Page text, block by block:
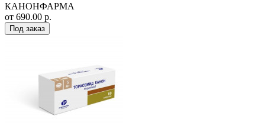
КАНОНФАРМА
от 690.00 р.
Под заказ